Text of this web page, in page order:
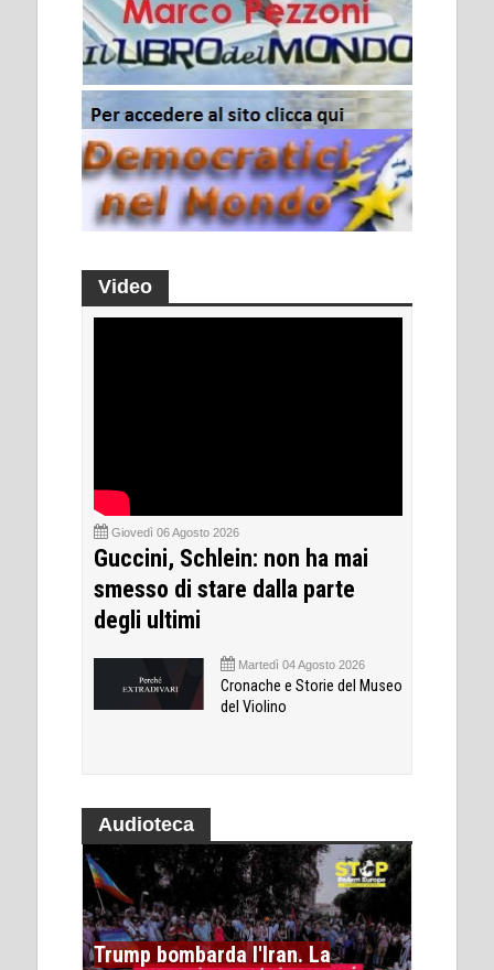
Video
Giovedì 06 Agosto 2026
Guccini, Schlein: non ha mai
smesso di stare dalla parte
degli ultimi
Martedì 04 Agosto 2026
Cronache e Storie del Museo
del Violino
Audioteca
Trump bombarda l'Iran. La